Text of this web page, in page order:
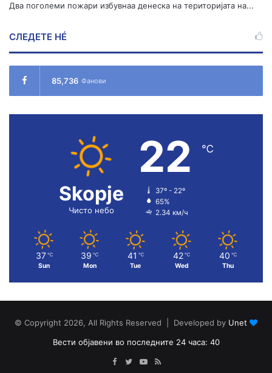
Два поголеми пожари избувнаа денеска на територијата на...
СЛЕДЕТЕ НÉ
85,736 Фанови
Skopje
Чисто небо
22 ℃
37º - 22º
65%
2.34 км/ч
37 ℃
Sun
39 ℃
Mon
41 ℃
Tue
42 ℃
Wed
40 ℃
Thu
© Copyright 2026, All Rights Reserved | Developed by Unet
Вести објавени во последните 24 часа: 40
Facebook
TwitterYouTube
RSS